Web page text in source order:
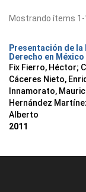
Mostrando ítems 1-
Presentación de
Derecho en México
Fix Fierro, Héctor;
Cáceres Nieto,
Innamorato,
Hernández
Alberto
2011